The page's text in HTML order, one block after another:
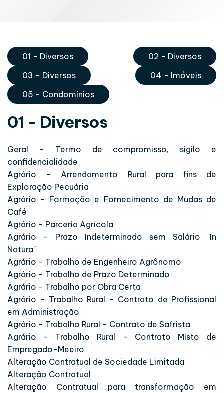
01 - Diversos
02 - Diversos
03 - Diversos
04 - Imóveis
05 - Condomínios
01 - Diversos
Geral - Termo de compromisso, sigilo e
confidencialidade
Agrário - Arrendamento Rural para fins de
Exploração Pecuária
Agrário - Formação e Fornecimento de Mudas de
Café
Agrário - Parceria Agrícola
Agrário - Prazo Indeterminado sem Salário "In
Natura"
Agrário - Trabalho de Engenheiro Agrônomo
Agrário - Trabalho de Prazo Determinado
Agrário - Trabalho por Obra Certa
Agrário - Trabalho Rural - Contrato de Profissional
em Administração
Agrário - Trabalho Rural - Contrato de Safrista
Agrário - Trabalho Rural - Contrato Misto de
Empregado-Meeiro
Alteração Contratual de Sociedade Limitada
Alteração Contratual
Alteração Contratual para transformação em